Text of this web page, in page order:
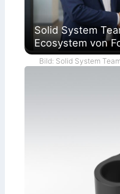
Solid System
Ecosystem von
Bild: Solid System